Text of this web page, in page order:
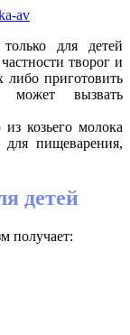
для детей
творог и
приготовить
может вызвать
козьего молока
для пищеварения,
детей
получает: